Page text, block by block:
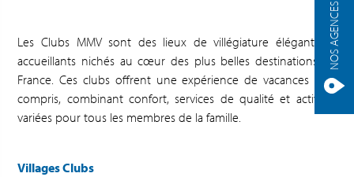
NOS AGENCES
Les Clubs MMV sont des lieux de villégiature élégants et
accueillants nichés au cœur des plus belles destinations en
France. Ces clubs offrent une expérience de vacances tout
compris, combinant confort, services de qualité et activités
variées pour tous les membres de la famille.
Villages Clubs